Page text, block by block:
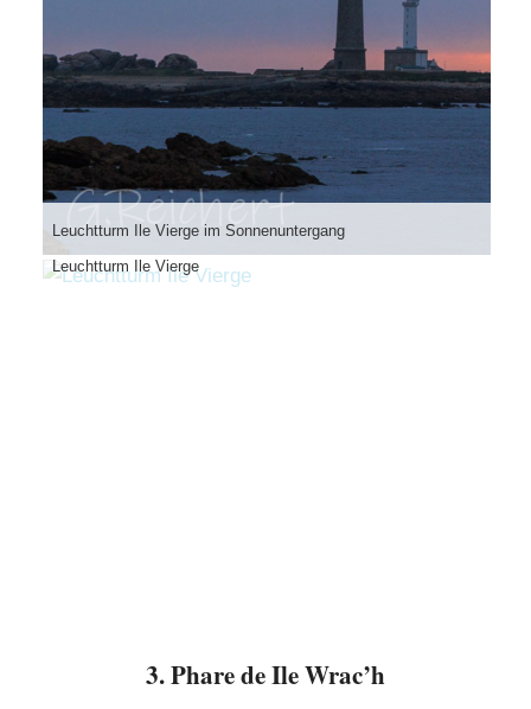
Leuchtturm Ile Vierge im Sonnenuntergang
Leuchtturm Ile Vierge
3. Phare de Ile Wrac’h